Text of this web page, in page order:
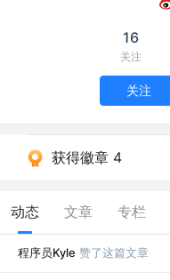
16
关注
关注
获得徽章 4
动态 文章 专栏
程序员Kyle 赞了这篇文章